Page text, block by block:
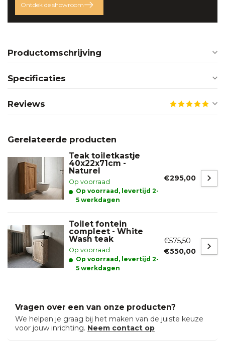
Ontdek de showroom
Productomschrijving
Specificaties
Reviews
Gerelateerde producten
Teak toiletkastje
40x22x71cm -
Naturel
Op voorraad
Op voorraad, levertijd 2-
5 werkdagen
€295,00
Toilet fontein
compleet - White
Wash teak
Op voorraad
Op voorraad, levertijd 2-
5 werkdagen
€575,50
€550,00
Vragen over een van onze producten?
We helpen je graag bij het maken van de juiste keuze
voor jouw inrichting. Neem contact op